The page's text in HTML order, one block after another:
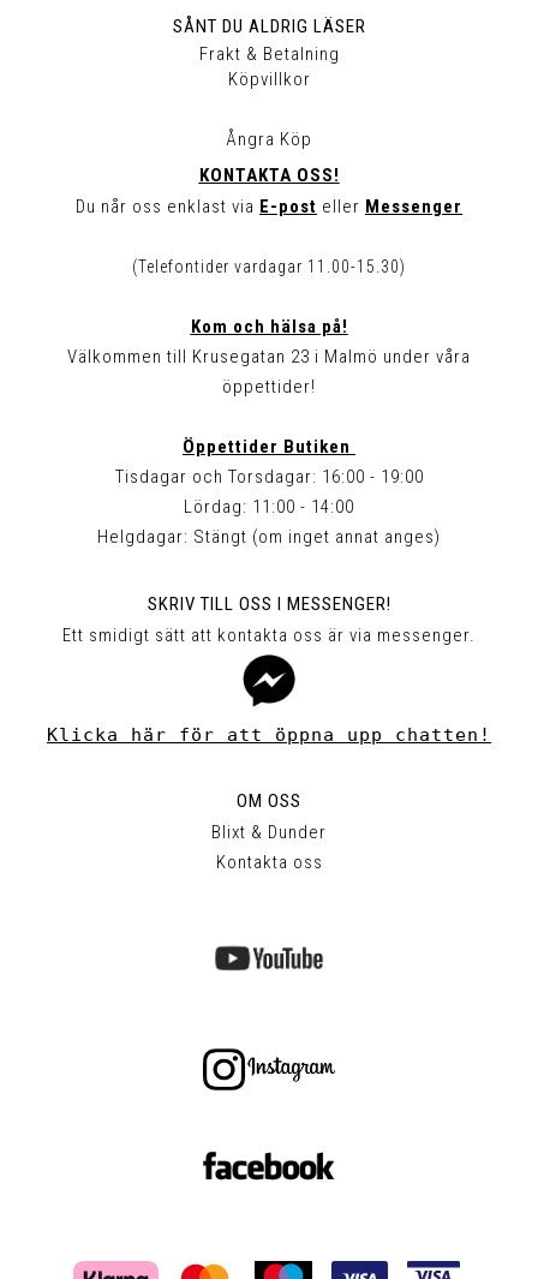
SÅNT DU ALDRIG LÄSER
Frakt & Betalning
Köpvillkor
Ångra Köp
KONTAKTA OSS!
Du når oss enklast via E-post eller Messenger
(Telefontider vardagar 11.00-15.30)
Kom och hälsa på!
Välkommen till Krusegatan 23 i Malmö under våra
öppettider!
Öppettider Butiken
Tisdagar och Torsdagar: 16:00 - 19:00
Lördag: 11:00 - 14:00
Helgdagar: Stängt (om inget annat anges)
SKRIV TILL OSS I MESSENGER!
Ett smidigt sätt att kontakta oss är via messenger.
Klicka här för att öppna upp chatten!
OM OSS
Blixt & Dunder
Kontakta oss